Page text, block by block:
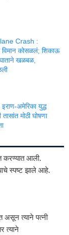
Crash :
विमान कोसळलं; शिकाऊ
खळबळ,
अमेरिका युद्ध
मोठी घोषणा
करण्यात आली.
स्पष्ट झाले आहे.
असून त्याने पत्नी
त्याने